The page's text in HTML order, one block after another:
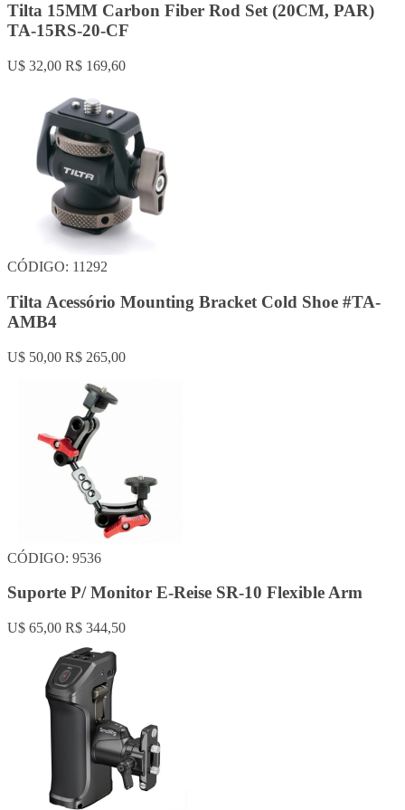
Tilta 15MM Carbon Fiber Rod Set (20CM, PAR)
TA-15RS-20-CF
U$ 32,00 R$ 169,60
CÓDIGO: 11292
Tilta Acessório Mounting Bracket Cold Shoe #TA-
AMB4
U$ 50,00 R$ 265,00
CÓDIGO: 9536
Suporte P/ Monitor E-Reise SR-10 Flexible Arm
U$ 65,00 R$ 344,50